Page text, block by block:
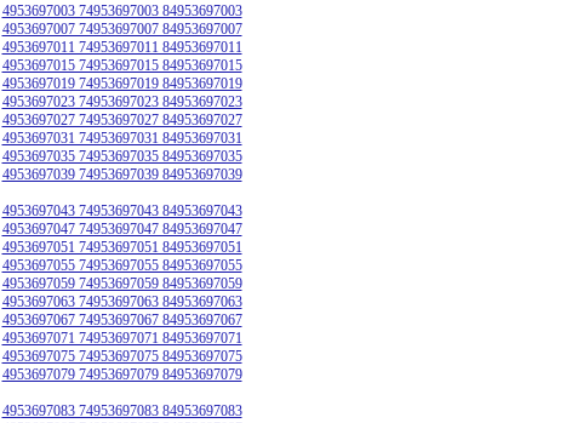
4953697003 74953697003 84953697003
4953697007 74953697007 84953697007
4953697011 74953697011 84953697011
4953697015 74953697015 84953697015
4953697019 74953697019 84953697019
4953697023 74953697023 84953697023
4953697027 74953697027 84953697027
4953697031 74953697031 84953697031
4953697035 74953697035 84953697035
4953697039 74953697039 84953697039
4953697043 74953697043 84953697043
4953697047 74953697047 84953697047
4953697051 74953697051 84953697051
4953697055 74953697055 84953697055
4953697059 74953697059 84953697059
4953697063 74953697063 84953697063
4953697067 74953697067 84953697067
4953697071 74953697071 84953697071
4953697075 74953697075 84953697075
4953697079 74953697079 84953697079
4953697083 74953697083 84953697083